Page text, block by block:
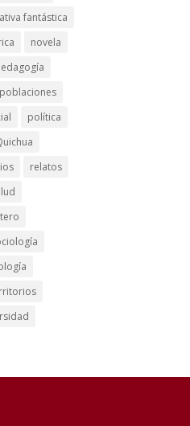
fantástica
novela
poblaciones
política
relatos